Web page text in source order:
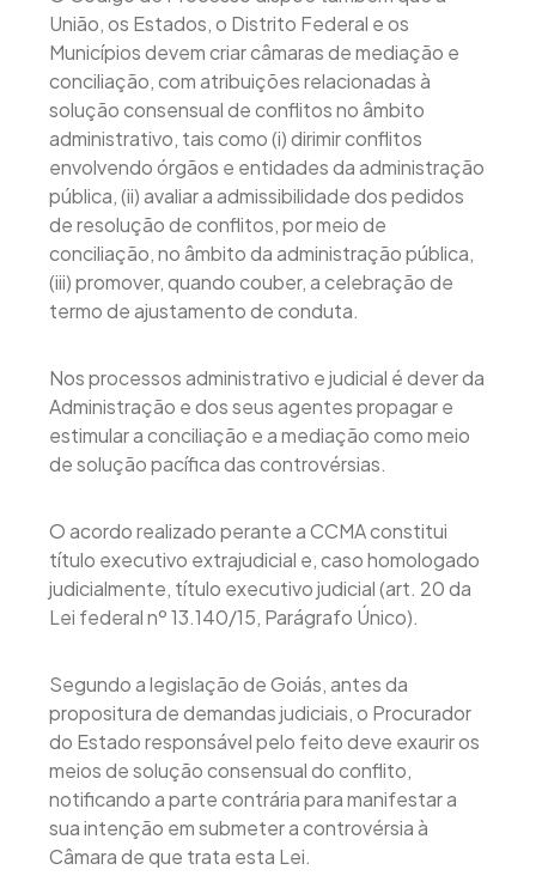
União, os Estados, o Distrito Federal e os
Municípios devem criar câmaras de mediação e
conciliação, com atribuições relacionadas à
solução consensual de conflitos no âmbito
administrativo, tais como (i) dirimir conflitos
envolvendo órgãos e entidades da administração
pública, (ii) avaliar a admissibilidade dos pedidos
de resolução de conflitos, por meio de
conciliação, no âmbito da administração pública,
(iii) promover, quando couber, a celebração de
termo de ajustamento de conduta.
Nos processos administrativo e judicial é dever da
Administração e dos seus agentes propagar e
estimular a conciliação e a mediação como meio
de solução pacífica das controvérsias.
O acordo realizado perante a CCMA constitui
título executivo extrajudicial e, caso homologado
judicialmente, título executivo judicial (art. 20 da
Lei federal nº 13.140/15, Parágrafo Único).
Segundo a legislação de Goiás, antes da
propositura de demandas judiciais, o Procurador
do Estado responsável pelo feito deve exaurir os
meios de solução consensual do conflito,
notificando a parte contrária para manifestar a
sua intenção em submeter a controvérsia à
Câmara de que trata esta Lei.